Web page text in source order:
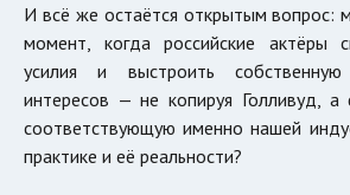
И всё же остаётся открытым вопрос:
момент, когда российские актёры
усилия и выстроить
интересов — не копируя Голливуд, а
соответствующую именно нашей
практике и её реальности?